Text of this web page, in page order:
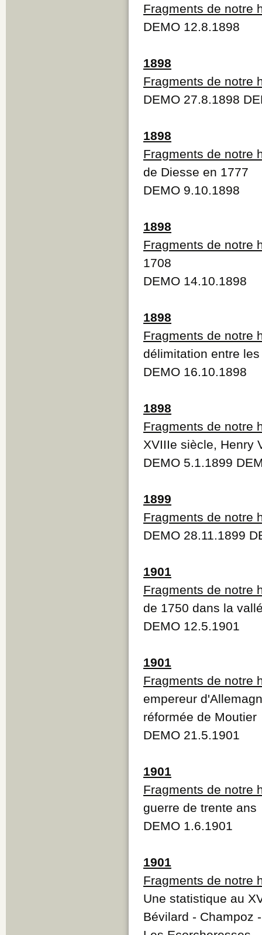
Fragments de notre
DEMO 12.8.1898
1898
Fragments de notre
DEMO 27.8.1898
1898
Fragments de notre
de Diesse en 1777
DEMO 9.10.1898
1898
Fragments de notre
1708
DEMO 14.10.1898
1898
Fragments de notre
délimitation entre
DEMO 16.10.1898
1898
Fragments de notre
XVIIIe siècle, Henry
DEMO 5.1.1899
1899
Fragments de notre
DEMO 28.11.1899
1901
Fragments de notre
de 1750 dans la
DEMO 12.5.1901
1901
Fragments de notre
empereur
réformée de Moutier
DEMO 21.5.1901
1901
Fragments de notre
guerre de trente ans
DEMO 1.6.1901
1901
Fragments de notre
Une statistique au
Bévilard - Champoz